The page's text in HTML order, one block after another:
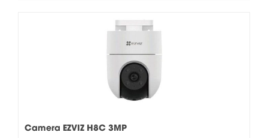
Camera EZVIZ H8C 3MP